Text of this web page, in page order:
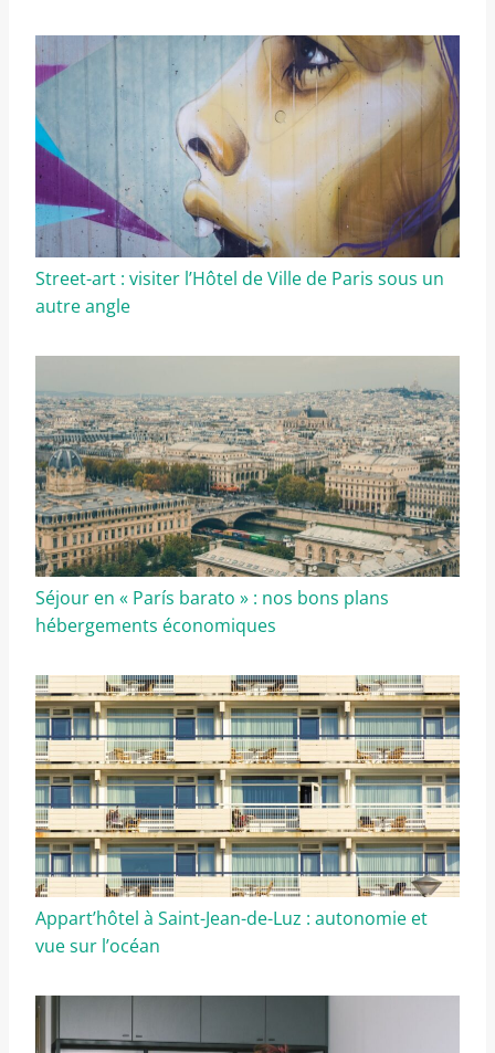
Street-art : visiter l’Hôtel de Ville de Paris sous un
autre angle
Séjour en « París barato » : nos bons plans
hébergements économiques
Appart’hôtel à Saint-Jean-de-Luz : autonomie et
vue sur l’océan